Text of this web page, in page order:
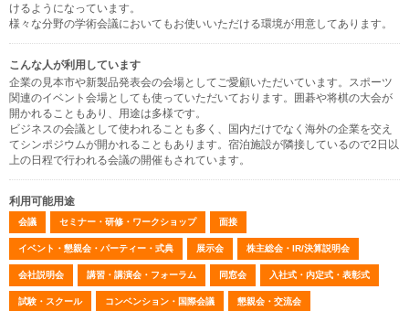
けるようになっています。
様々な分野の学術会議においてもお使いいただける環境が用意してあります。
こんな人が利用しています
企業の見本市や新製品発表会の会場としてご愛顧いただいています。スポーツ
関連のイベント会場としても使っていただいております。囲碁や将棋の大会が
開かれることもあり、用途は多様です。
ビジネスの会議として使われることも多く、国内だけでなく海外の企業を交え
てシンポジウムが開かれることもあります。宿泊施設が隣接しているので2日以
上の日程で行われる会議の開催もされています。
利用可能用途
会議 セミナー・研修・ワークショップ 面接
イベント・懇親会・パーティー・式典 展示会 株主総会・IR/決算説明会
会社説明会 講習・講演会・フォーラム 同窓会 入社式・内定式・表彰式
試験・スクール コンベンション・国際会議 懇親会・交流会